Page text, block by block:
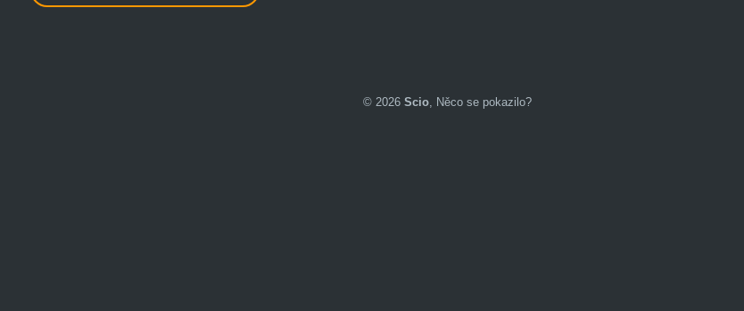
© 2026 Scio, Něco se pokazilo?